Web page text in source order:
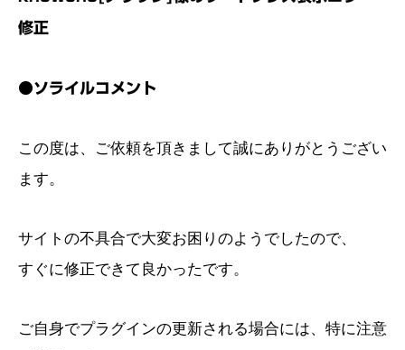
修正
●ソライルコメント
この度は、ご依頼を頂きまして誠にありがとうござい
ます。
サイトの不具合で大変お困りのようでしたので、
すぐに修正できて良かったです。
ご自身でプラグインの更新される場合には、特に注意